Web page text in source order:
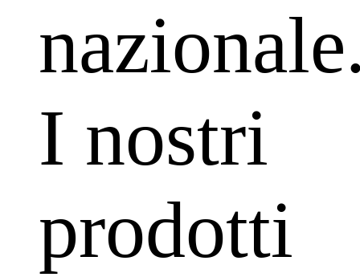
I nostri
prodotti